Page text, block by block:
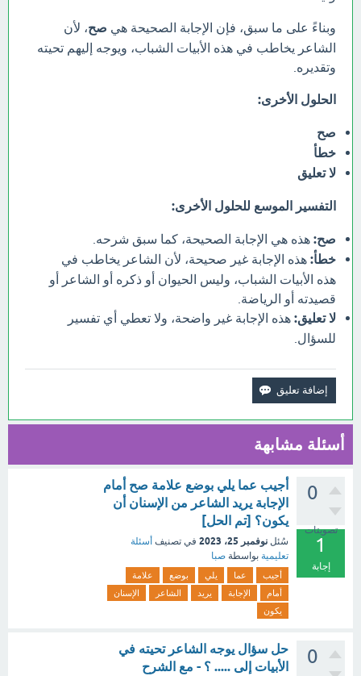
وبناءً على ما سبق، فإن الإجابة الصحيحة هي صح، لأن
الشاعر يخاطب في هذه الأبيات الشباب، ويوجه إليهم تحيته
وتقديره.
الحلول الأخرى:
صح
خطأ
لا تعليق
التفسير الموسع للحلول الأخرى:
صح: هذه هي الإجابة الصحيحة، كما سبق شرحه.
خطأ: هذه الإجابة غير صحيحة، لأن الشاعر يخاطب في
هذه الأبيات الشباب، وليس الحيوان أو ذكره أو الشاعر أو
قصيدته أو الرياضة.
لا تعليق: هذه الإجابة غير واضحة، ولا تعطي أي تفسير
للسؤال.
أسئلة مشابهة
0
تصويتات
1
إجابة
أجيب عما يلي بوضع علامة صح أمام
الإجابة يريد الشاعر من الإسنان أن
يكون؟ [تم الحل]
سُئل نوفمبر 25، 2023 في تصنيف أسئلة
تعليمية بواسطة صبا
أجيب عما يلي بوضع
علامة
أمام
الإجابة يريد الشاعر
الإسنان
يكون
0
حل سؤال يوجه الشاعر تحيته في
الأبيات إلى ..... ؟ - مع الشرح